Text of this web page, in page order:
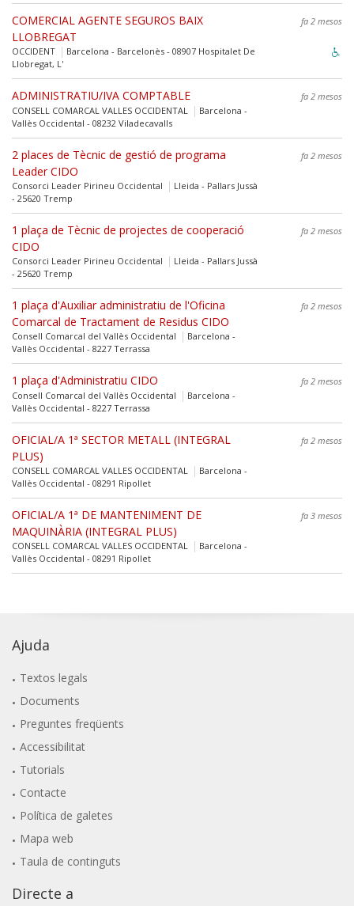
COMERCIAL AGENTE SEGUROS BAIX
LLOBREGAT
fa 2 mesos
OCCIDENT
Barcelona - Barcelonès - 08907 Hospitalet De
Llobregat, L'
ADMINISTRATIU/IVA COMPTABLE
fa 2 mesos
CONSELL COMARCAL VALLES OCCIDENTAL
Barcelona -
Vallès Occidental - 08232 Viladecavalls
2 places de Tècnic de gestió de programa
Leader CIDO
fa 2 mesos
Consorci Leader Pirineu Occidental
Lleida - Pallars Jussà
- 25620 Tremp
1 plaça de Tècnic de projectes de cooperació
CIDO
fa 2 mesos
Consorci Leader Pirineu Occidental
Lleida - Pallars Jussà
- 25620 Tremp
1 plaça d'Auxiliar administratiu de l'Oficina
Comarcal de Tractament de Residus CIDO
fa 2 mesos
Consell Comarcal del Vallès Occidental
Barcelona -
Vallès Occidental - 8227 Terrassa
1 plaça d'Administratiu CIDO
fa 2 mesos
Consell Comarcal del Vallès Occidental
Barcelona -
Vallès Occidental - 8227 Terrassa
OFICIAL/A 1ª SECTOR METALL (INTEGRAL
PLUS)
fa 2 mesos
CONSELL COMARCAL VALLES OCCIDENTAL
Barcelona -
Vallès Occidental - 08291 Ripollet
OFICIAL/A 1ª DE MANTENIMENT DE
MAQUINÀRIA (INTEGRAL PLUS)
fa 3 mesos
CONSELL COMARCAL VALLES OCCIDENTAL
Barcelona -
Vallès Occidental - 08291 Ripollet
Ajuda
Textos legals
Documents
Preguntes freqüents
Accessibilitat
Tutorials
Contacte
Política de galetes
Mapa web
Taula de continguts
Directe a